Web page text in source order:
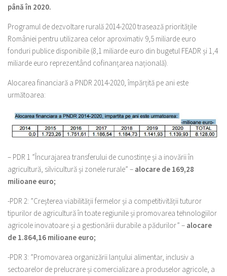
până în 2020.
Programul de dezvoltare rurală 2014-2020 trasează prioritățile
României pentru utilizarea celor aproximativ 9,5 miliarde euro
fonduri publice disponibile (8,1 miliarde euro din bugetul FEADR și 1,4
miliarde euro reprezentând cofinanțarea națională).
Alocarea financiară a PNDR 2014-2020, împărțită pe ani este
următoarea:
– PDR 1 ”Încurajarea transferului de cunostințe și a inovării în
agricultură, silvicultură și zonele rurale” – alocare de 169,28
milioane euro;
-PDR 2: ”Creșterea viabilității fermelor și a competitivității tuturor
tipurilor de agricultură în toate regiunile și promovarea tehnologiilor
agricole inovatoare și a gestionării durabile a pădurilor” – alocare
de 1.864,16 milioane euro;
-PDR 3: ”Promovarea organizării lanțului alimentar, inclusiv a
sectoarelor de prelucrare și comercializare a produselor agricole, a